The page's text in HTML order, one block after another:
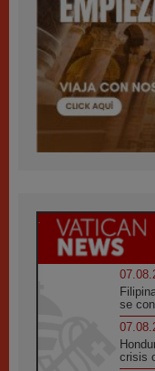
se
crisis